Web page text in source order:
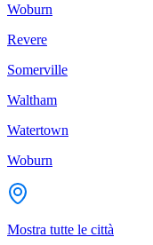
Woburn
Revere
Somerville
Waltham
Watertown
Woburn
Mostra tutte le città